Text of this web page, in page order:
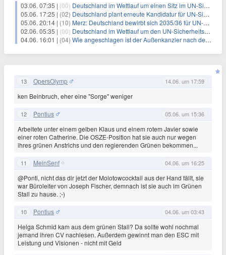
03.06. 07:35 | (00) Deutschland im Wettlauf um einen Sitz im UN-Sicherheitsrat: Ein strategischer Schritt für mehr Einfluss
05.06. 17:25 | (02) Deutschland plant erneute Kandidatur für UN-Sicherheitsrat
05.06. 20:14 | (10) Merz: Deutschland bewirbt sich 2035/36 für UN-Sicherheitsrat
02.06. 05:35 | (00) Deutschland im Wettlauf um den UN-Sicherheitsrat: Chancen und Herausforderungen
04.06. 16:01 | (04) Wie angeschlagen ist der Außenkanzler nach der UN-Pleite?
13 OpersOlymp 14.06. um 17:59
ken Beinbruch, eher eine "Sorge" weniger
12 Pontius 05.06. um 15:36
Arbeitete unter einem gelben Klaus und einem rotem Javier sowie
einer roten Catherine. Die OSZE-Position hat sie auch nur wegen
ihres grünen Anstrichs und den regierenden Grünen bekommen...
11 MeinSenf 04.06. um 16:25
@Ponti, nicht das dir jetzt der Molotowcocktail aus der Hand fällt, sie
war Büroleiter von Joseph Fischer, demnach ist sie auch im Grünen
Stall zu hause. ;-)
10 Pontius 04.06. um 03:43
Helga Schmid kam aus dem grünen Stall? Da sollte wohl nochmal
jemand ihren CV nachlesen. Außerdem gewinnt man den ESC mit
Leistung und Visionen - nicht mit Geld